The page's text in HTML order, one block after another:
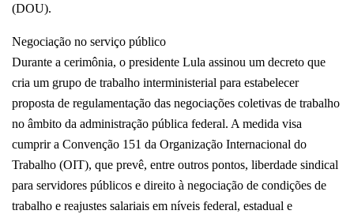
(DOU).
Negociação no serviço público
Durante a cerimônia, o presidente Lula assinou um decreto que
cria um grupo de trabalho interministerial para estabelecer
proposta de regulamentação das negociações coletivas de trabalho
no âmbito da administração pública federal. A medida visa
cumprir a Convenção 151 da Organização Internacional do
Trabalho (OIT), que prevê, entre outros pontos, liberdade sindical
para servidores públicos e direito à negociação de condições de
trabalho e reajustes salariais em níveis federal, estadual e